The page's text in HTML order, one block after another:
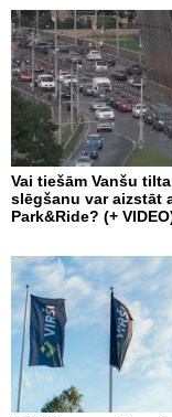
Vai tiešām Vanšu tilta
slēgšanu var aizstāt
Park&Ride? (+